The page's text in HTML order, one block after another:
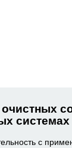
системах
с